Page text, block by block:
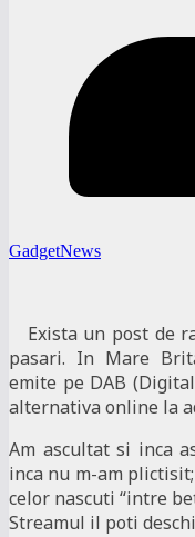
GadgetNews
Exista un post de
pasari. In Mare
emite pe DAB
alternativa online la
Am ascultat si inca
inca nu m-am
celor nascuti “intre
Streamul il poti